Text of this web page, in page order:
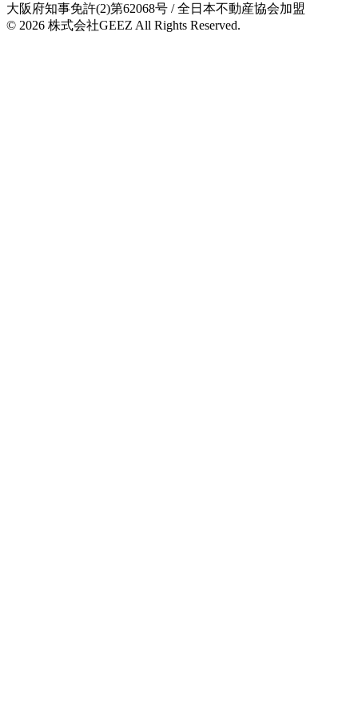
大阪府知事免許(2)第62068号 / 全日本不動産協会加盟
© 2026 株式会社GEEZ All Rights Reserved.